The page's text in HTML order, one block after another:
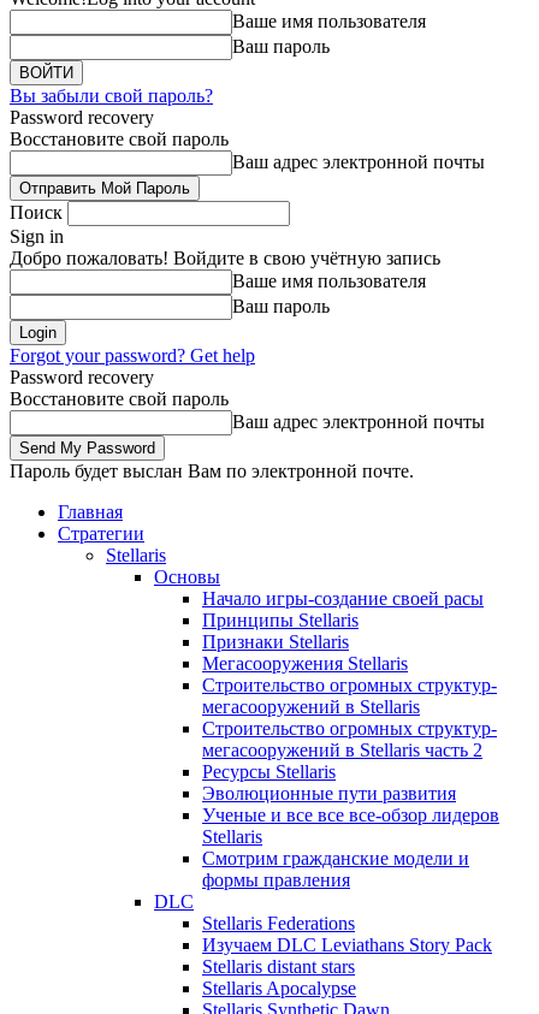
Ваше имя пользователя
Ваш пароль
Вы забыли свой пароль?
Password recovery
Восстановите свой пароль
Ваш адрес электронной почты
Поиск
Sign in
Добро пожаловать! Войдите в свою учётную запись
Ваше имя пользователя
Ваш пароль
Forgot your password? Get help
Password recovery
Восстановите свой пароль
Ваш адрес электронной почты
Пароль будет выслан Вам по электронной почте.
Главная
Стратегии
Stellaris
Основы
Начало игры-создание своей расы
Принципы Stellaris
Признаки Stellaris
Мегасооружения Stellaris
Строительство огромных структур-
мегасооружений в Stellaris
Строительство огромных структур-
мегасооружений в Stellaris часть 2
Ресурсы Stellaris
Эволюционные пути развития
Ученые и все все все-обзор лидеров
Stellaris
Смотрим гражданские модели и
формы правления
DLC
Stellaris Federations
Изучаем DLC Leviathans Story Pack
Stellaris distant stars
Stellaris Apocalypse
Stellaris Synthetic Dawn